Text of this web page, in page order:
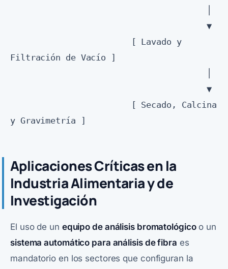
                                       ▼
Filtración de Vacío ]
                                       ▼
Aplicaciones Críticas en la
Industria Alimentaria y de
Investigación
El uso de un equipo de análisis bromatológicoo un
sistema automático para análisis de fibra es
mandatorio en los sectores que configuran la